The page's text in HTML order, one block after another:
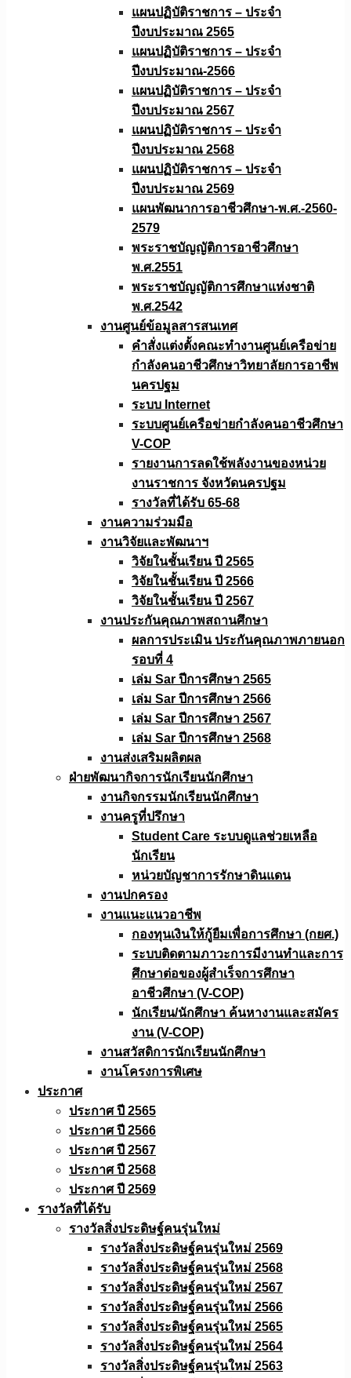
แผนปฏิบัติราชการ – ประจำ
ปีงบประมาณ 2565
แผนปฏิบัติราชการ – ประจำ
ปีงบประมาณ-2566
แผนปฏิบัติราชการ – ประจำ
ปีงบประมาณ 2567
แผนปฏิบัติราชการ – ประจำ
ปีงบประมาณ 2568
แผนปฏิบัติราชการ – ประจำ
ปีงบประมาณ 2569
แผนพัฒนาการอาชีวศึกษา-พ.ศ.-2560-
2579
พระราชบัญญัติการอาชีวศึกษา
พ.ศ.2551
พระราชบัญญัติการศึกษาแห่งชาติ
พ.ศ.2542
งานศูนย์ข้อมูลสารสนเทศ
คำสั่งแต่งตั้งคณะทำงานศูนย์เครือข่าย
กำลังคนอาชีวศึกษาวิทยาลัยการอาชีพ
นครปฐม
ระบบ Internet
ระบบศูนย์เครือข่ายกำลังคนอาชีวศึกษา
V-COP
รายงานการลดใช้พลังงานของหน่วย
งานราชการ จังหวัดนครปฐม
รางวัลที่ได้รับ 65-68
งานความร่วมมือ
งานวิจัยเเละพัฒนาฯ
วิจัยในชั้นเรียน ปี 2565
วิจัยในชั้นเรียน ปี 2566
วิจัยในชั้นเรียน ปี 2567
งานประกันคุณภาพสถานศึกษา
ผลการประเมิน ประกันคุณภาพภายนอก
รอบที่ 4
เล่ม Sar ปีการศึกษา 2565
เล่ม Sar ปีการศึกษา 2566
เล่ม Sar ปีการศึกษา 2567
เล่ม Sar ปีการศึกษา 2568
งานส่งเสริมผลิตผล
ฝ่ายพัฒนากิจการนักเรียนนักศึกษา
งานกิจกรรมนักเรียนนักศึกษา
งานครูที่ปรึกษา
Student Care ระบบดูแลช่วยเหลือ
นักเรียน
หน่วยบัญชาการรักษาดินแดน
งานปกครอง
งานแนะแนวอาชีพ
กองทุนเงินให้กู้ยืมเพื่อการศึกษา (กยศ.)
ระบบติดตามภาวะการมีงานทำและการ
ศึกษาต่อของผู้สำเร็จการศึกษา
อาชีวศึกษา (V-COP)
นักเรียน/นักศึกษา ค้นหางานและสมัคร
งาน (V-COP)
งานสวัสดิการนักเรียนนักศึกษา
งานโครงการพิเศษ
ประกาศ
ประกาศ ปี 2565
ประกาศ ปี 2566
ประกาศ ปี 2567
ประกาศ ปี 2568
ประกาศ ปี 2569
รางวัลที่ได้รับ
รางวัลสิ่งประดิษฐ์คนรุ่นใหม่
รางวัลสิ่งประดิษฐ์คนรุ่นใหม่ 2569
รางวัลสิ่งประดิษฐ์คนรุ่นใหม่ 2568
รางวัลสิ่งประดิษฐ์คนรุ่นใหม่ 2567
รางวัลสิ่งประดิษฐ์คนรุ่นใหม่ 2566
รางวัลสิ่งประดิษฐ์คนรุ่นใหม่ 2565
รางวัลสิ่งประดิษฐ์คนรุ่นใหม่ 2564
รางวัลสิ่งประดิษฐ์คนรุ่นใหม่ 2563